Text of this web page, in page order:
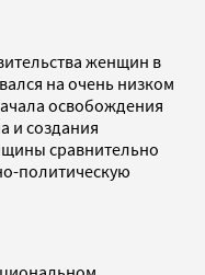
женщин в
на очень низком
освобождения
и создания
сравнительно
политическую